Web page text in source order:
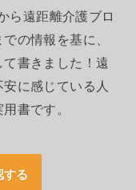
ら遠距離介護ブロ
の情報を基に、
書きました！遠
に感じている人
書です。
する